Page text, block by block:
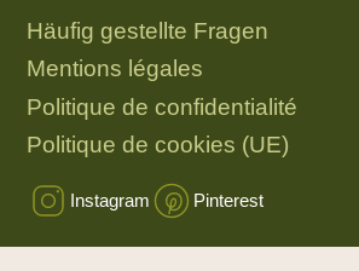
Häufig gestellte Fragen
Mentions légales
Politique de confidentialité
Politique de cookies (UE)
Instagram Pinterest